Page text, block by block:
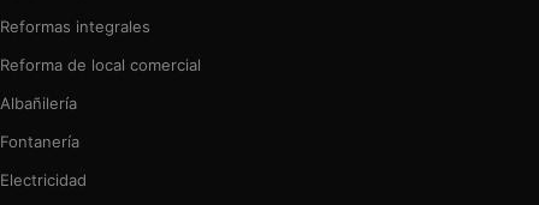
Reformas integrales
Reforma de local comercial
Albañilería
Fontanería
Electricidad